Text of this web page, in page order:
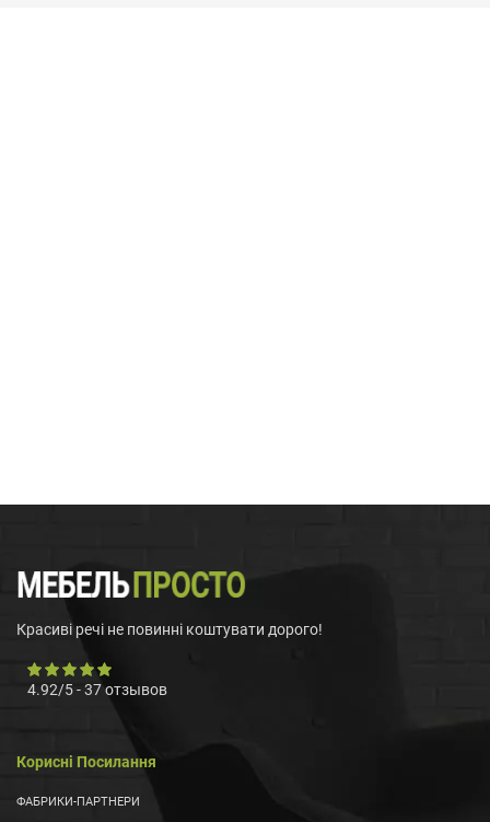
Красиві речі не повинні коштувати дорого!
4.92/5-37отзывов
Корисні Посилання
ФАБРИКИ-ПАРТНЕРИ